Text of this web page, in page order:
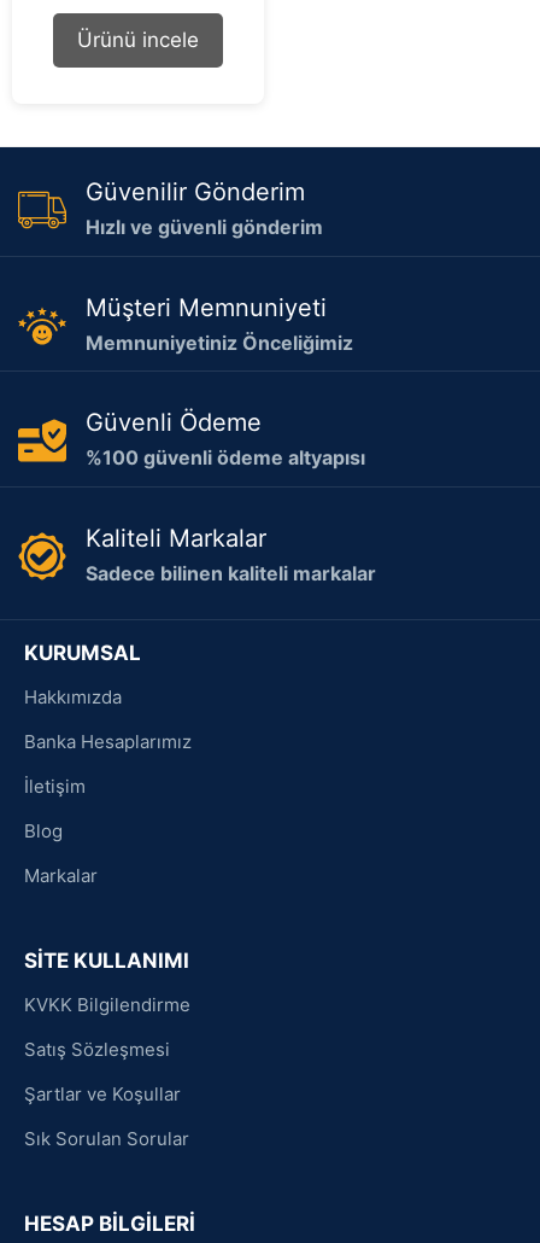
t
f
Ürünü incele
Güvenilir Gönderim
Hızlı ve güvenli gönderim
Müşteri Memnuniyeti
Memnuniyetiniz Önceliğimiz
Güvenli Ödeme
%100 güvenli ödeme altyapısı
Kaliteli Markalar
Sadece bilinen kaliteli markalar
KURUMSAL
Hakkımızda
Banka Hesaplarımız
İletişim
Blog
Markalar
SİTE KULLANIMI
KVKK Bilgilendirme
Satış Sözleşmesi
Şartlar ve Koşullar
Sık Sorulan Sorular
HESAP BİLGİLERİ